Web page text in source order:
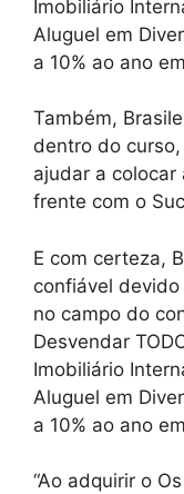
Imobiliário
Aluguel em
a 10% ao ano
Também,
dentro do
ajudar a colocar
frente com o
E com certeza,
confiável
no campo do
Desvendar
Imobiliário
Aluguel em
a 10% ao ano
“Ao adquirir o